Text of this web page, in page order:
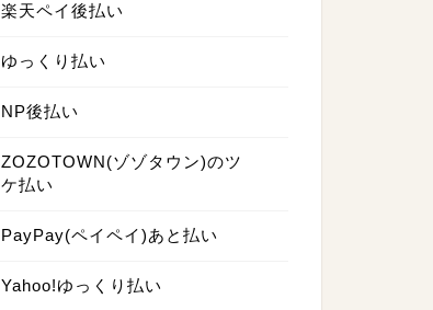
楽天ペイ後払い
ゆっくり払い
NP後払い
ZOZOTOWN(ゾゾタウン)のツ
ケ払い
PayPay(ペイペイ)あと払い
Yahoo!ゆっくり払い